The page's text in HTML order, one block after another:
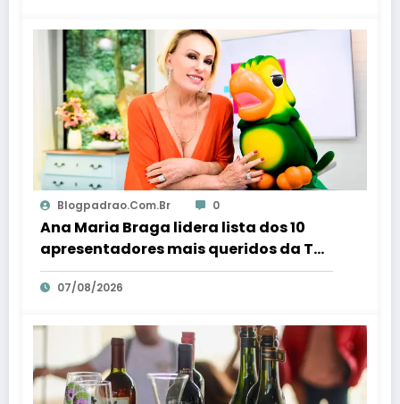
Blogpadrao.com.br 0
Ana Maria Braga lidera lista dos 10
apresentadores mais queridos da TV;
veja ranking – Em Dia ES
07/08/2026